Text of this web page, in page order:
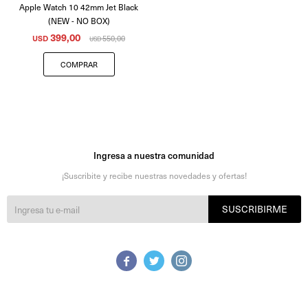
Apple Watch 10 42mm Jet Black
(NEW - NO BOX)
USD399,00 USD550,00
  
Ingresa a nuestra comunidad
¡Suscribite y recibe nuestras novedades y ofertas!
SUSCRIBIRME